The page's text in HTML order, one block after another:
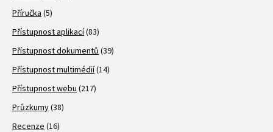
Příručka (5)
Přístupnost aplikací(83)
Přístupnost dokumentů (39)
Přístupnost multimédií(14)
Přístupnost webu (217)
Průzkumy(38)
Recenze (16)